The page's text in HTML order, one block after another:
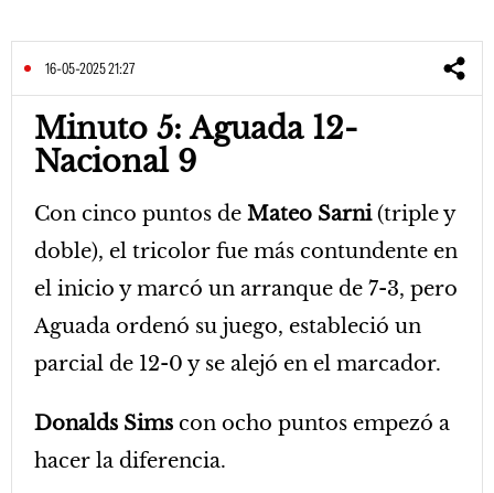
16-05-2025 21:27
Minuto 5: Aguada 12-
Nacional 9
Con cinco puntos de Mateo Sarni(triple y
doble), el tricolor fue más contundente en
el inicio y marcó un arranque de 7-3, pero
Aguada ordenó su juego, estableció un
parcial de 12-0 y se alejó en el marcador.
Donalds Sims con ocho puntos empezó a
hacer la diferencia.